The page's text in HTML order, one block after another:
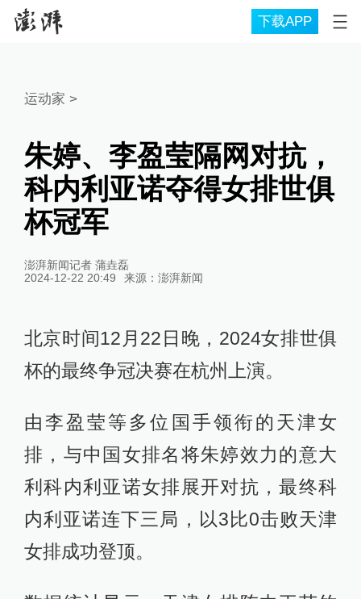
下载APP
运动家 >
朱婷、李盈莹隔网对抗，
科内利亚诺夺得女排世俱
杯冠军
澎湃新闻记者 蒲垚磊
2024-12-22 20:49
来源： 澎湃新闻
北京时间12月22日晚，2024女排世俱
杯的最终争冠决赛在杭州上演。
由李盈莹等多位国手领衔的天津女
排，与中国女排名将朱婷效力的意大
利科内利亚诺女排展开对抗，最终科
内利亚诺连下三局，以3比0击败天津
女排成功登顶。